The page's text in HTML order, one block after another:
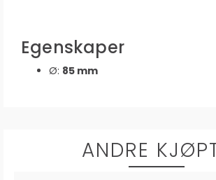
Egenskaper
Ø: 85 mm
ANDRE